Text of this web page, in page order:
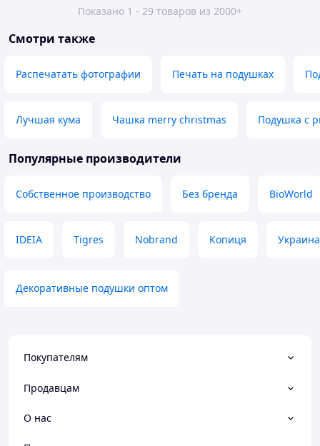
Показано 1 - 29 товаров из 2000+
Смотри также
Распечатать фотографии Печать на подушках
Лучшая кума Чашка merry christmas Подушка с
Популярные производители
Собственное производство Без бренда BioWorld
IDEIA Tigres Nobrand Копиця
Декоративные подушки оптом
Покупателям
Продавцам
О нас